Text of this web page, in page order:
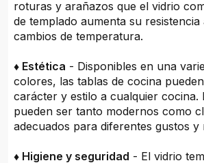
roturas y arañazos que el vidrio
de templado aumenta su
cambios de temperatura.
♦ Estética - Disponibles en una
colores, las tablas de cocina
carácter y estilo a cualquier cocina.
pueden ser tanto modernos como
adecuados para diferentes gustos y
♦ Higiene y seguridad - El vidrio